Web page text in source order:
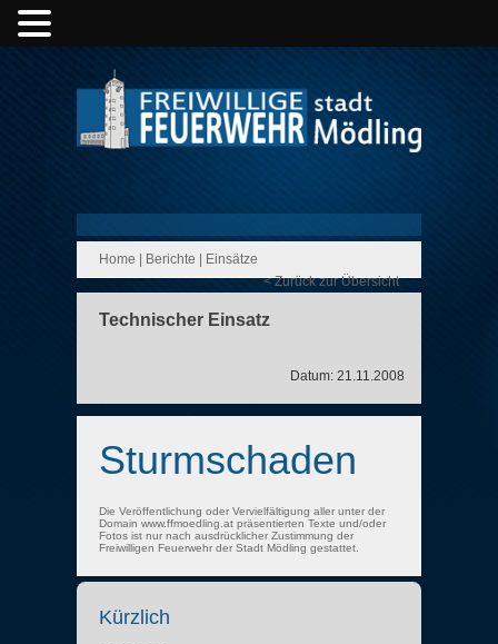
Home Berichte
Einsätze
< Zurück zur Übersicht
Technischer Einsatz
Datum: 21.11.2008
Sturmschaden
Die Veröffentlichung oder Vervielfältigung aller unter der
Domain www.ffmoedling.at präsentierten Texte und/oder
Fotos ist nur nach ausdrücklicher Zustimmung der
Freiwilligen Feuerwehr der Stadt Mödling gestattet.
Kürzlich